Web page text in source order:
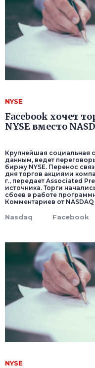
NYSE
Facebook хочет
NYSE вместо
Крупнейшая социальная
данным, ведет
биржу NYSE. Перенос
дня торгов акциями
г., передает Associated
источника. Торги
сбоев в работе
Комментариев от
Nasdaq Facebook
NYSE